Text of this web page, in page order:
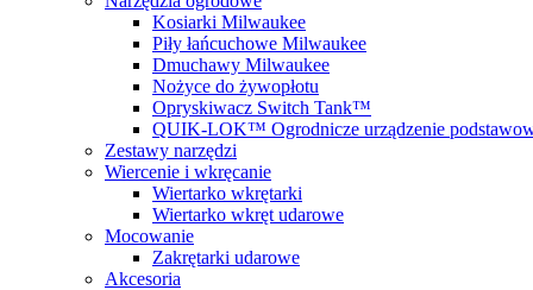
Kosiarki Milwaukee
Piły łańcuchowe Milwaukee
Dmuchawy Milwaukee
Nożyce do żywopłotu
Opryskiwacz Switch Tank™
QUIK-LOK™ Ogrodnicze urządzenie
Zestawy narzędzi
Wiercenie i wkręcanie
Wiertarko wkrętarki
Wiertarko wkręt udarowe
Mocowanie
Zakrętarki udarowe
Akcesoria